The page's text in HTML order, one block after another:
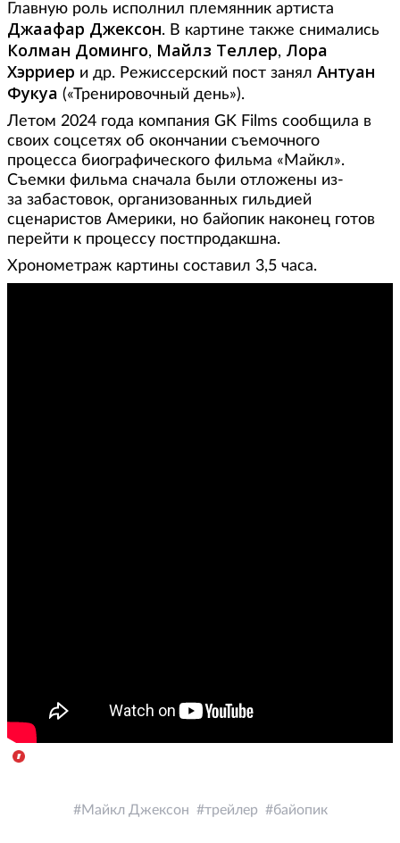
Главную роль исполнил племянник артиста
Джаафар Джексон. В картине также снимались
Колман Доминго, Майлз Теллер, Лора
Хэрриер и др. Режиссерский пост занял Антуан
Фукуа («Тренировочный день»).
Летом 2024 года компания GK Films сообщила в
своих соцсетях об окончании съемочного
процесса биографического фильма «Майкл».
Съемки фильма сначала были отложены из-
за забастовок, организованных гильдией
сценаристов Америки, но байопик наконец готов
перейти к процессу постпродакшна.
Хронометраж картины составил 3,5 часа.
Майкл Джексон трейлер байопик